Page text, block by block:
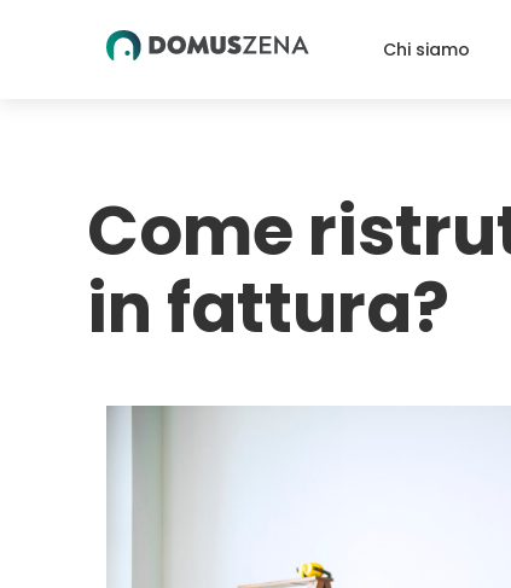
Chi siamo
Come
in fattura?